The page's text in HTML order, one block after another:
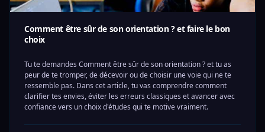
Comment être sûr de son orientation ? et faire le bon
choix
Tu te demandes Comment être sûr de son orientation ? et tu as
peur de te tromper, de décevoir ou de choisir une voie qui ne te
ressemble pas. Dans cet article, tu vas comprendre comment
clarifier tes envies, éviter les erreurs classiques et avancer avec
confiance vers un choix d'études qui te motive vraiment.